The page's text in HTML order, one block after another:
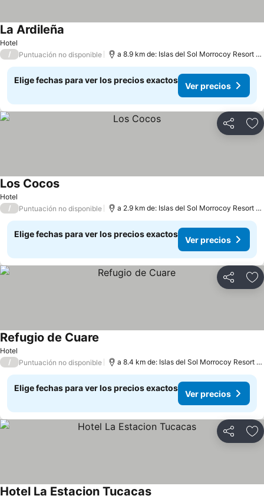
Hotel
La Ardileña
/ Puntuación no disponible a 8.9 km de: Islas del Sol Morrocoy Resort Chichiriviche
Elige fechas para ver los precios exactos
Ver precios
Compartir
Hotel
Los Cocos
/ Puntuación no disponible a 2.9 km de: Islas del Sol Morrocoy Resort Chichiriviche
Elige fechas para ver los precios exactos
Ver precios
Compartir
Hotel
Refugio de Cuare
/ Puntuación no disponible a 8.4 km de: Islas del Sol Morrocoy Resort Chichiriviche
Elige fechas para ver los precios exactos
Ver precios
Compartir
Hotel La Estacion Tucacas